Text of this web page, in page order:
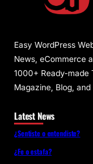
Easy WordPress
News, eCommerce
1000+ Ready-made
Magazine, Blog,
Latest News
¿Sentiste o entendiste?
¿Fe o estafa?